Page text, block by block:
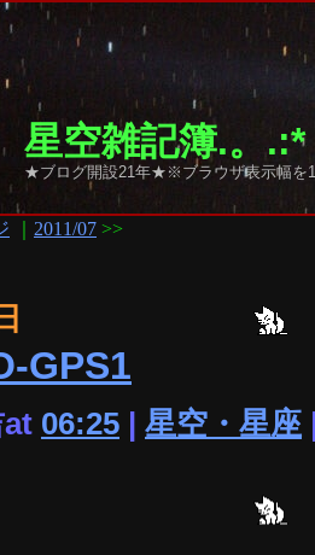
星空雑記簿.。
★ブログ開設21年★※ブラウザ表示幅を
2011/07 >>
GPS1
06:25 | 星空・星座